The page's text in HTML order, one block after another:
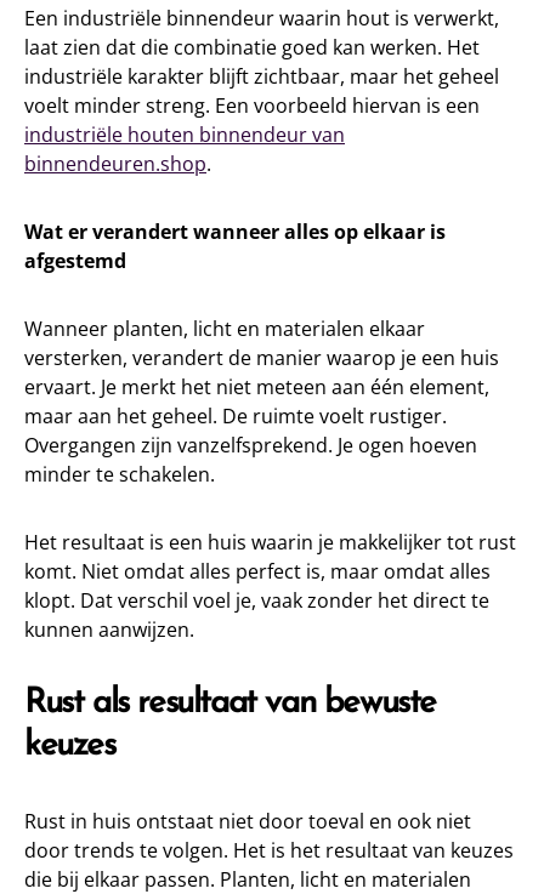
Een industriële binnendeur waarin hout is verwerkt,
laat zien dat die combinatie goed kan werken. Het
industriële karakter blijft zichtbaar, maar het geheel
voelt minder streng. Een voorbeeld hiervan is een
industriële houten binnendeur van
binnendeuren.shop.
Wat er verandert wanneer alles op elkaar is
afgestemd
Wanneer planten, licht en materialen elkaar
versterken, verandert de manier waarop je een huis
ervaart. Je merkt het niet meteen aan één element,
maar aan het geheel. De ruimte voelt rustiger.
Overgangen zijn vanzelfsprekend. Je ogen hoeven
minder te schakelen.
Het resultaat is een huis waarin je makkelijker tot rust
komt. Niet omdat alles perfect is, maar omdat alles
klopt. Dat verschil voel je, vaak zonder het direct te
kunnen aanwijzen.
Rust als resultaat van bewuste
keuzes
Rust in huis ontstaat niet door toeval en ook niet
door trends te volgen. Het is het resultaat van keuzes
die bij elkaar passen. Planten, licht en materialen